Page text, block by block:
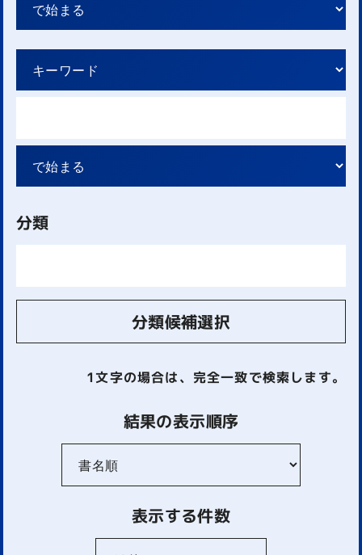
分類
分類候補選択
1文字の場合は、完全一致で検索します。
結果の表示順序
表示する件数